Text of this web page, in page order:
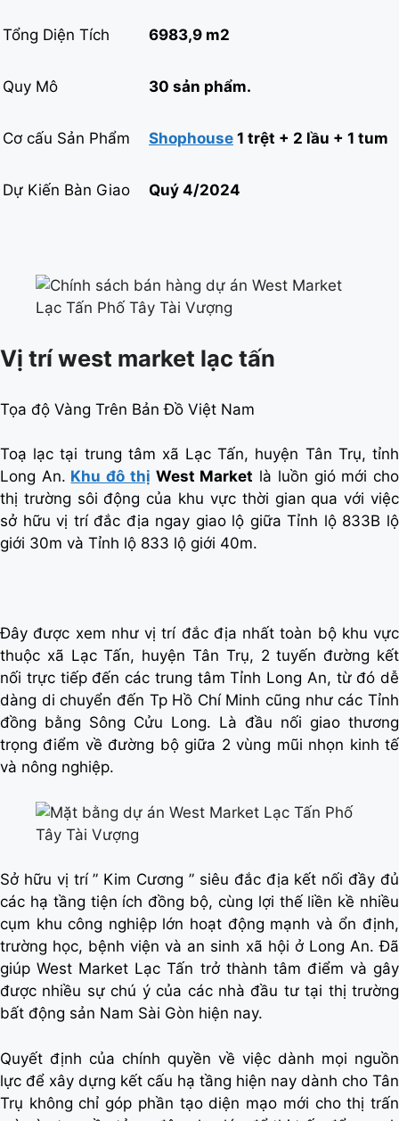
Tổng Diện Tích 6983,9 m2
Quy Mô 30 sản phẩm.
Cơ cấu Sản Phẩm Shophouse 1 trệt + 2 lầu + 1 tum
Dự Kiến Bàn Giao Quý 4/2024
Vị trí west market lạc tấn
Tọa độ Vàng Trên Bản Đồ Việt Nam
Toạ lạc tại trung tâm xã Lạc Tấn, huyện Tân Trụ, tỉnh
Long An. Khu đô thị West Market là luồn gió mới cho
thị trường sôi động của khu vực thời gian qua với việc
sở hữu vị trí đắc địa ngay giao lộ giữa Tỉnh lộ 833B lộ
giới 30m và Tỉnh lộ 833 lộ giới 40m.
Đây được xem như vị trí đắc địa nhất toàn bộ khu vực
thuộc xã Lạc Tấn, huyện Tân Trụ, 2 tuyến đường kết
nối trực tiếp đến các trung tâm Tỉnh Long An, từ đó dễ
dàng di chuyển đến Tp Hồ Chí Minh cũng như các Tỉnh
đồng bằng Sông Cửu Long. Là đầu nối giao thương
trọng điểm về đường bộ giữa 2 vùng mũi nhọn kinh tế
và nông nghiệp.
Sở hữu vị trí ” Kim Cương ” siêu đắc địa kết nối đầy đủ
các hạ tầng tiện ích đồng bộ, cùng lợi thế liền kề nhiều
cụm khu công nghiệp lớn hoạt động mạnh và ổn định,
trường học, bệnh viện và an sinh xã hội ở Long An. Đã
giúp West Market Lạc Tấn trở thành tâm điểm và gây
được nhiều sự chú ý của các nhà đầu tư tại thị trường
bất động sản Nam Sài Gòn hiện nay.
Quyết định của chính quyền về việc dành mọi nguồn
lực để xây dựng kết cấu hạ tầng hiện nay dành cho Tân
Trụ không chỉ góp phần tạo diện mạo mới cho thị trấn